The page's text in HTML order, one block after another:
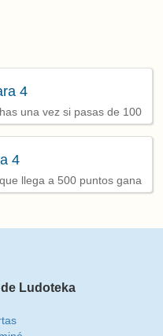
una vez si pasas de 100
4
llega a 500 puntos gana
4
Ludoteka